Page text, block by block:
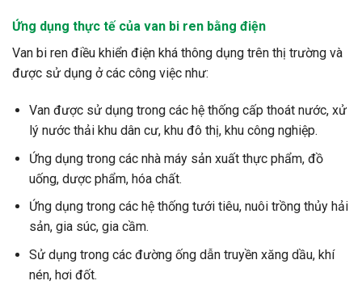
Ứng dụng thực tế của van bi ren bằng điện
Van bi ren điều khiển điện khá thông dụng trên thị trường và
được sử dụng ở các công việc như:
Van được sử dụng trong các hệ thống cấp thoát nước, xử
lý nước thải khu dân cư, khu đô thị, khu công nghiệp.
Ứng dụng trong các nhà máy sản xuất thực phẩm, đồ
uống, dược phẩm, hóa chất.
Ứng dụng trong các hệ thống tưới tiêu, nuôi trồng thủy hải
sản, gia súc, gia cầm.
Sử dụng trong các đường ống dẫn truyền xăng dầu, khí
nén, hơi đốt.